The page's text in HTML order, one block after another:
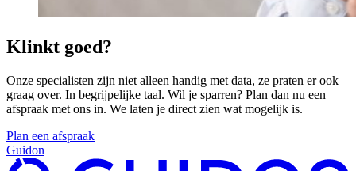
Klinkt goed?
Onze specialisten zijn niet alleen handig met data, ze praten er ook
graag over. In begrijpelijke taal. Wil je sparren? Plan dan nu een
afspraak met ons in. We laten je direct zien wat mogelijk is.
Plan een afspraak
Guidon